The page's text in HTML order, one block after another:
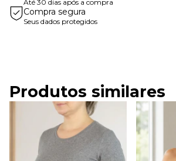
Até 30 dias após a compra
Compra segura
Seus dados protegidos
Produtos similares